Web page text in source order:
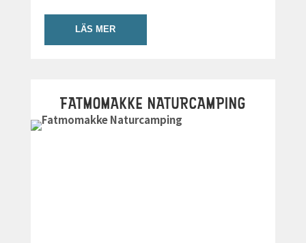
LÄS MER
FATMOMAKKE NATURCAMPING